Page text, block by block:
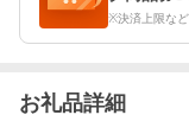
※決済上限な
お礼品詳細